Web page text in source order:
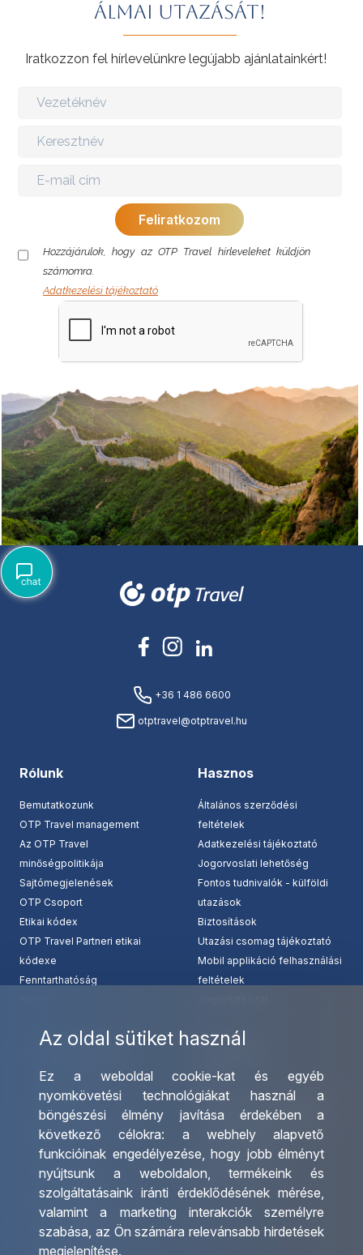
Az oldal sütiket használ
Ez a weboldal cookie-kat és egyéb
nyomkövetési technológiákat használ a
böngészési élmény javítása érdekében a
következő célokra: a webhely alapvető
funkcióinak engedélyezése, hogy jobb élményt
nyújtsunk a weboldalon,termékeink és
szolgáltatásaink iránti érdeklődésének mérése,
valamint a marketing interakciók személyre
szabása, az Ön számára relevánsabb hirdetések
megjelenítése.
álmai utazását!
Iratkozzon fel hírlevelünkre legújabb ajánlatainkért!
Hozzájárulok, hogy az OTP Travel hírleveleket küldjön
számomra.
Adatkezelési tájékoztató
+36 1 486 6600
otptravel@otptravel.hu
Rólunk
Bemutatkozunk
OTP Travel management
Az OTP Travel
minőségpolitikája
Sajtómegjelenések
OTP Csoport
Etikai kódex
OTP Travel Partneri etikai
kódexe
Fenntarthatóság
Hasznos
Általános szerződési
feltételek
Adatkezelési tájékoztató
Jogorvoslati lehetőség
Fontos tudnivalók - külföldi
utazások
Biztosítások
Utazási csomag tájékoztató
Mobil applikáció felhasználási
feltételek
Csoportos utazások
szervezése
Egyéni utak szervezése
Hajóutak
Üzleti utaztatás
Nemzetközi tanár és
diákigazolványok
Letölthető katalógusunk
Ajándékutalvány
Irodáink
Utazásszervező partnereink
Viszonteladó Partnereink
Partnereinknek
Utazási kérdőív
Impresszum